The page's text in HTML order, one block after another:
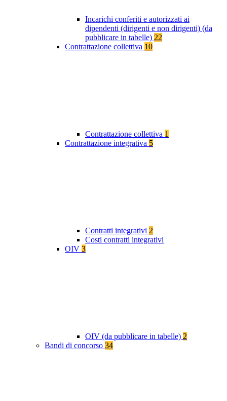
Incarichi conferiti e autorizzati ai
dipendenti (dirigenti e non dirigenti) (da
pubblicare in tabelle) 22
Contrattazione collettiva 10
Contrattazione collettiva 1
Contrattazione integrativa 5
Contratti integrativi 2
Costi contratti integrativi
OIV 3
OIV (da pubblicare in tabelle) 2
Bandi di concorso 34